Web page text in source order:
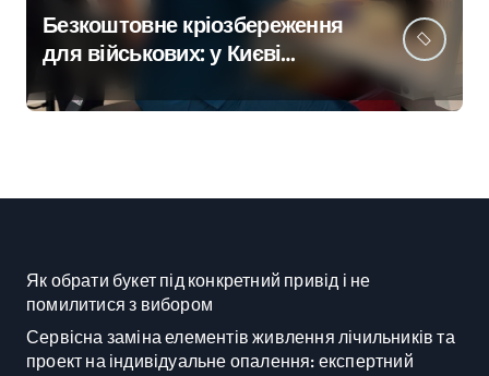
Безкоштовне кріозбереження
для військових: у Києві
оновили центр
репродуктивної медицини
Як обрати букет під конкретний привід і не
помилитися з вибором
Сервісна заміна елементів живлення лічильників та
проект на індивідуальне опалення: експертний